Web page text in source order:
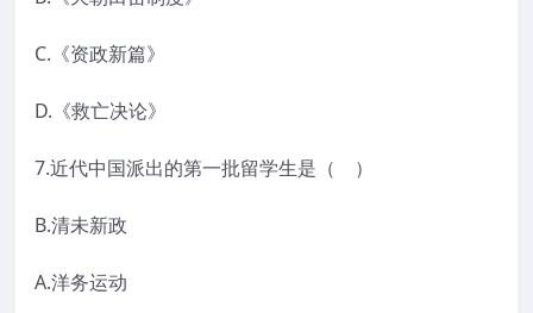
C.《资政新篇》
D.《救亡决论》
7.近代中国派出的第一批留学生是（ ）
B.清未新政
A.洋务运动